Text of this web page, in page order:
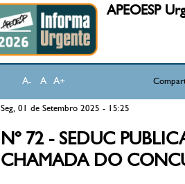
APEOESP
A- A A+
Seg, 01 de Setembro 2025 - 15:25
Nº 72 - SEDUC
CHAMADA DO